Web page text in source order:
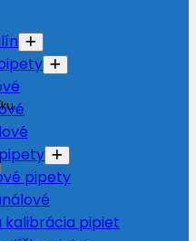
pipety
kalibrácia pipiet